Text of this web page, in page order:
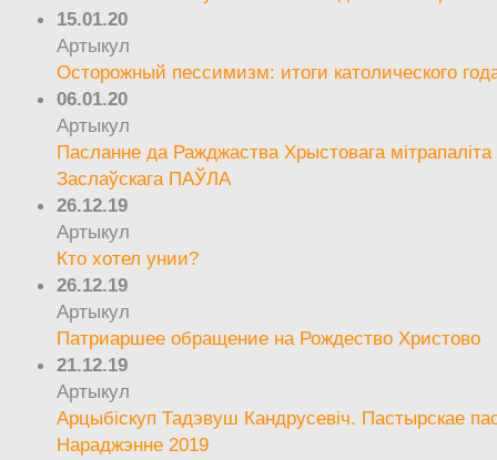
15.01.20
Артыкул
Осторожный пессимизм: итоги католического
06.01.20
Артыкул
Пасланне да Ражджаства Хрыстовага мітрапаліта
Заслаўскага ПАЎЛА
26.12.19
Артыкул
Кто хотел унии?
26.12.19
Артыкул
Патриаршее обращение на Рождество Христово
21.12.19
Артыкул
Арцыбіскуп Тадэвуш Кандрусевіч. Пастырскае
Нараджэнне 2019